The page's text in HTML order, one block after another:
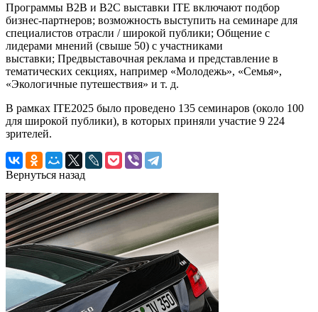
Программы B2B и B2C выставки ITE включают подбор
бизнес-партнеров; возможность выступить на семинаре для
специалистов отрасли / широкой публики; Общение с
лидерами мнений (свыше 50) с участниками
выставки; Предвыставочная реклама и представление в
тематических секциях, например «Молодежь», «Семья»,
«Экологичные путешествия» и т. д.
В рамках ITE2025 было проведено 135 семинаров (около 100
для широкой публики), в которых приняли участие 9 224
зрителей.
Вернуться назад